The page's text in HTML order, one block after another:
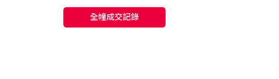
全幢成交記錄